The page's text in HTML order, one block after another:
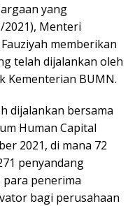
yang
2021), Menteri
memberikan
telah dijalankan oleh
Kementerian BUMN.
dijalankan bersama
Human Capital
2021, di mana 72
penyandang
penerima
bagi perusahaan